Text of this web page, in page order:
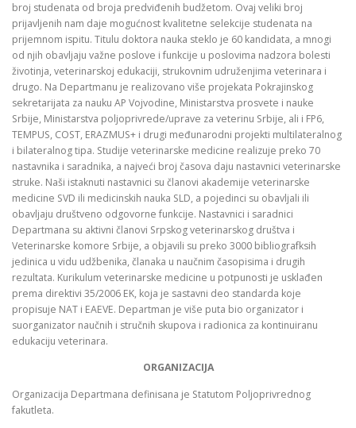
broj studenata od broja predviđenih budžetom. Ovaj veliki broj
prijavljenih nam daje mogućnost kvalitetne selekcije studenata na
prijemnom ispitu. Titulu doktora nauka steklo je 60 kandidata, a mnogi
od njih obavljaju važne poslove i funkcije u poslovima nadzora bolesti
životinja, veterinarskoj edukaciji, strukovnim udruženjima veterinara i
drugo. Na Departmanu je realizovano više projekata Pokrajinskog
sekretarijata za nauku AP Vojvodine, Ministarstva prosvete i nauke
Srbije, Ministarstva poljoprivrede/uprave za veterinu Srbije, ali i FP6,
TEMPUS, COST, ERAZMUS+ i drugi međunarodni projekti multilateralnog
i bilateralnog tipa. Studije veterinarske medicine realizuje preko 70
nastavnika i saradnika, a najveći broj časova daju nastavnici veterinarske
struke. Naši istaknuti nastavnici su članovi akademije veterinarske
medicine SVD ili medicinskih nauka SLD, a pojedinci su obavljali ili
obavljaju društveno odgovorne funkcije. Nastavnici i saradnici
Departmana su aktivni članovi Srpskog veterinarskog društva i
Veterinarske komore Srbije, a objavili su preko 3000 bibliografksih
jedinica u vidu udžbenika, članaka u naučnim časopisima i drugih
rezultata. Kurikulum veterinarske medicine u potpunosti je usklađen
prema direktivi 35/2006 EK, koja je sastavni deo standarda koje
propisuje NAT i EAEVE. Departman je više puta bio organizator i
suorganizator naučnih i stručnih skupova i radionica za kontinuiranu
edukaciju veterinara.
ORGANIZACIJA
Organizacija Departmana definisana je Statutom Poljoprivrednog
fakutleta.